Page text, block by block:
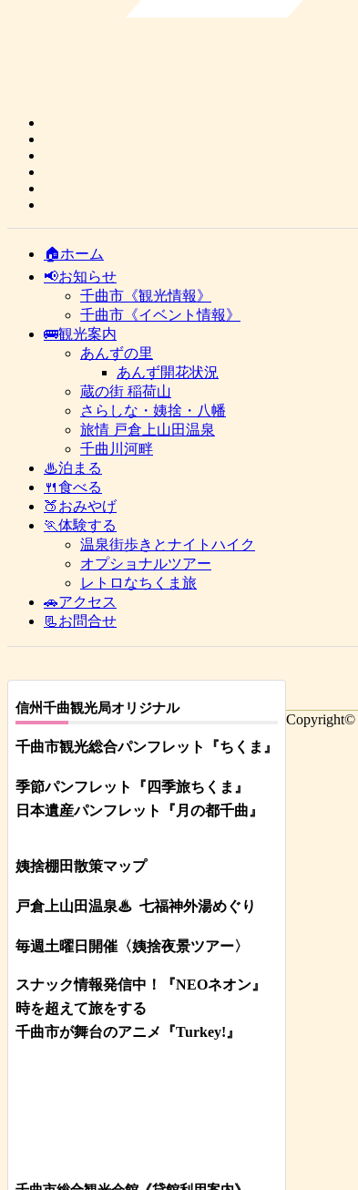
🏠ホーム
📢お知らせ
千曲市《観光情報》
千曲市《イベント情報》
🚌観光案内
あんずの里
あんず開花状況
蔵の街 稲荷山
さらしな・姨捨・八幡
旅情 戸倉上山田温泉
千曲川河畔
♨泊まる
🍴食べる
🍑おみやげ
🏃体験する
温泉街歩きとナイトハイク
オプショナルツアー
レトロなちくま旅
🚗アクセス
📃お問合せ
信州千曲観光局オリジナル
千曲市観光総合パンフレット 『ちくま』
季節パンフレット『四季旅ちくま』
日本遺産パンフレット
『月の都千曲』
姨捨棚田散策マップ
戸倉上山田温泉♨ 七福神外湯めぐり
毎週土曜日開催〈姨捨夜景ツアー〉
スナック情報発信中！『NEOネオン』
時を超えて旅をする
千曲市が舞台のアニメ『Turkey!』
Copyright©